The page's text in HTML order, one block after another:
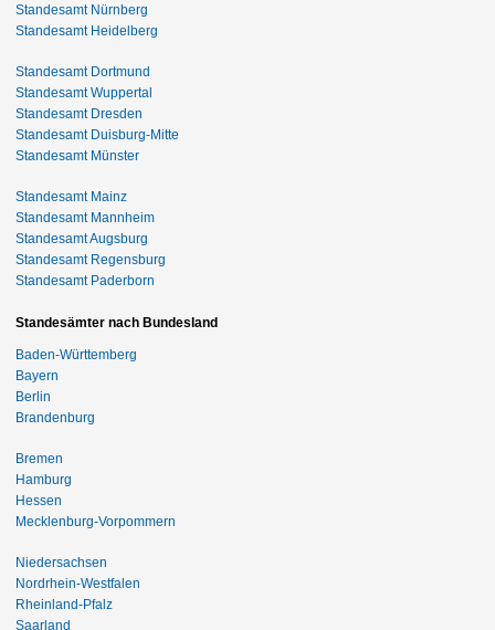
Standesamt Nürnberg
Standesamt Heidelberg
Standesamt Dortmund
Standesamt Wuppertal
Standesamt Dresden
Standesamt Duisburg-Mitte
Standesamt Münster
Standesamt Mainz
Standesamt Mannheim
Standesamt Augsburg
Standesamt Regensburg
Standesamt Paderborn
Standesämter nach Bundesland
Baden-Württemberg
Bayern
Berlin
Brandenburg
Bremen
Hamburg
Hessen
Mecklenburg-Vorpommern
Niedersachsen
Nordrhein-Westfalen
Rheinland-Pfalz
Saarland